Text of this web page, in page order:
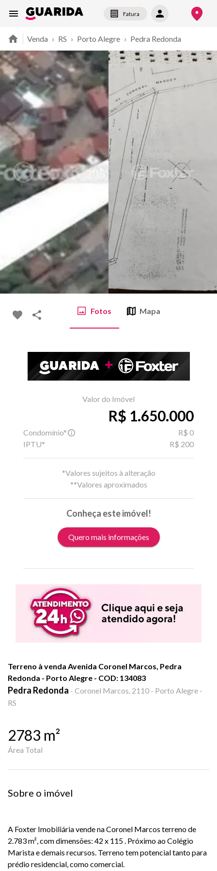
Fatura
Venda › RS › Porto Alegre › Pedra Redonda
Fotos Mapa
Valor do Imóvel
R$ 1.650.000
Condomínio*
R$ 0
IPTU*
R$ 200
*Valores sujeitos à alteração
**Valores aproximados
Conheça este imóvel!
Quero mais informações
Terreno à venda Avenida Coronel Marcos, Pedra
Redonda - Porto Alegre - COD: 134083
Pedra Redonda - Coronel Marcos, 2110 - Porto Alegre -
RS
2783 m²
Área Total
Sobre o imóvel
A Foxter Imobiliária vende na Coronel Marcos terreno de
2.783 m², com dimensões: 42 x 115 . Próximo ao Colégio
Marista e demais recursos. Terreno tem potencial tanto para
prédio residencial, como comercial.